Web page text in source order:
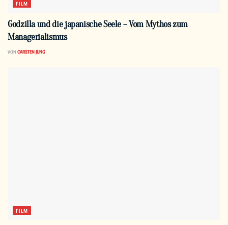
FILM
Godzilla und die japanische Seele – Vom Mythos zum
Managerialismus
VON CARSTEN JUNG
FILM